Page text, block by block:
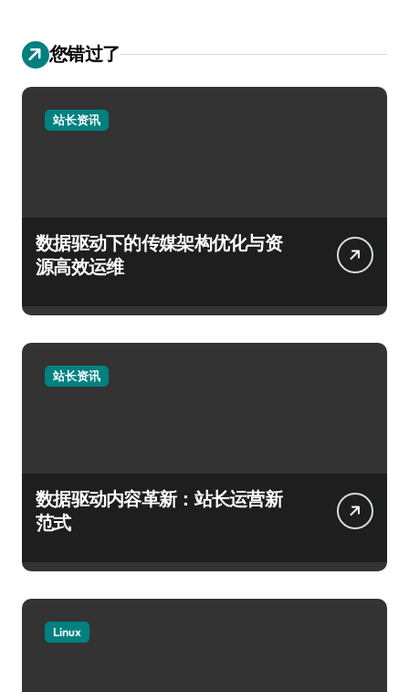
您错过了
站长资讯
数据驱动下的传媒架构优化与资
源高效运维
站长资讯
数据驱动内容革新：站长运营新
范式
Linux